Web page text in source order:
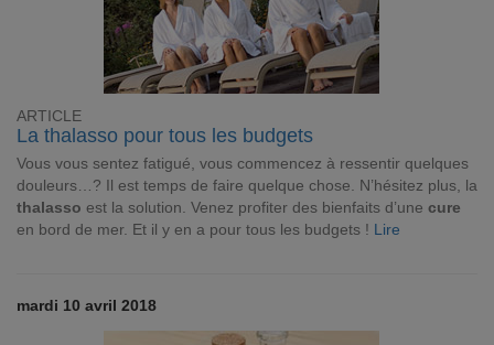
ARTICLE
La thalasso pour tous les budgets
Vous vous sentez fatigué, vous commencez à ressentir quelques
douleurs…? Il est temps de faire quelque chose. N’hésitez plus, la
thalasso est la solution. Venez profiter des bienfaits d’une cure
en bord de mer. Et il y en a pour tous les budgets ! Lire
mardi 10 avril 2018